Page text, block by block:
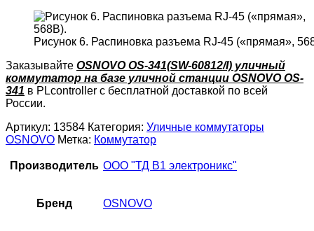
Рисунок 6. Распиновка разъема RJ-45 («прямая»,
Заказывайте OSNOVO OS-341(SW-60812/I) уличный
коммутатор на базе уличной станции OSNOVO OS-
341 в PLcontroller с бесплатной доставкой по всей
России.
Артикул: 13584 Категория: Уличные коммутаторы
OSNOVO Метка: Коммутатор
Производитель ООО "ТД В1 электроникс"
Бренд OSNOVO